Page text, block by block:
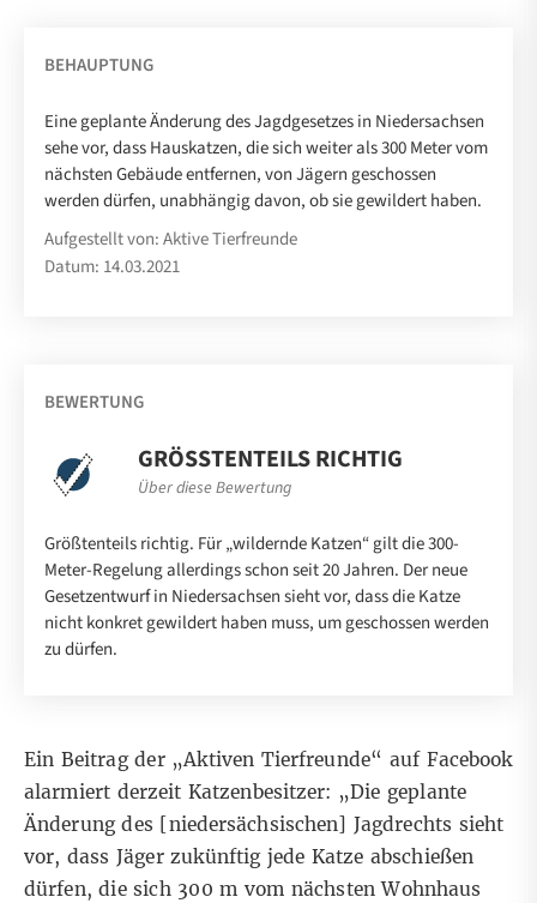
BEHAUPTUNG
Eine geplante Änderung des Jagdgesetzes in Niedersachsen
sehe vor, dass Hauskatzen, die sich weiter als 300 Meter vom
nächsten Gebäude entfernen, von Jägern geschossen
werden dürfen, unabhängig davon, ob sie gewildert haben.
Aufgestellt von: Aktive Tierfreunde
Datum: 14.03.2021
BEWERTUNG
GRÖSSTENTEILS RICHTIG
Über diese Bewertung
Größtenteils richtig. Für „wildernde Katzen“ gilt die 300-
Meter-Regelung allerdings schon seit 20 Jahren. Der neue
Gesetzentwurf in Niedersachsen sieht vor, dass die Katze
nicht konkret gewildert haben muss, um geschossen werden
zu dürfen.
Ein Beitrag der „Aktiven Tierfreunde“ auf Facebook
alarmiert derzeit Katzenbesitzer: „Die geplante
Änderung des [niedersächsischen] Jagdrechts sieht
vor, dass Jäger zukünftig jede Katze abschießen
dürfen, die sich 300 m vom nächsten Wohnhaus